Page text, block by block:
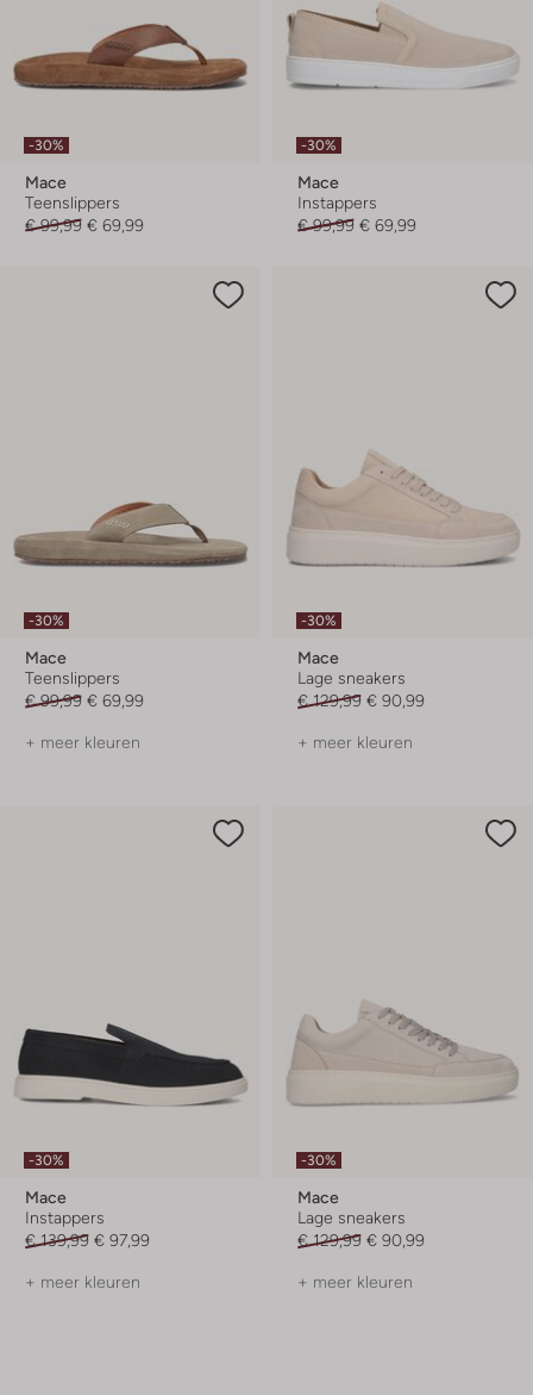
-30%
Mace
Teenslippers
€ 99,99 € 69,99
-30%
Mace
Instappers
€ 99,99 € 69,99
-30%
Mace
Teenslippers
€ 99,99 € 69,99
+ meer kleuren
-30%
Mace
Lage sneakers
€ 129,99 € 90,99
+ meer kleuren
-30%
Mace
Instappers
€ 139,99 € 97,99
+ meer kleuren
-30%
Mace
Lage sneakers
€ 129,99 € 90,99
+ meer kleuren